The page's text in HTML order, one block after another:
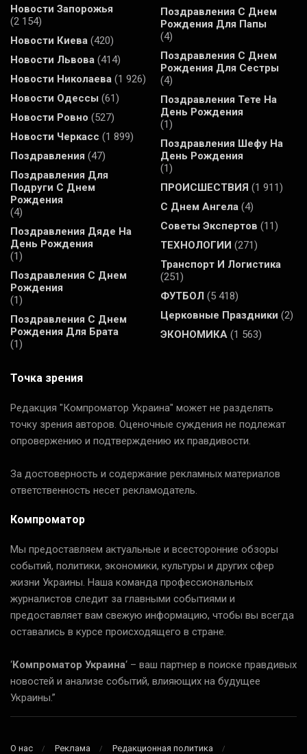
Новости Запорожья
(2 154)
Новости Киева (420)
Новости Львова (414)
Новости Николаева (1 926)
Новости Одессы (61)
Новости Ровно (527)
Новости Черкасс (1 899)
Поздравления (47)
Поздравления Для
Подруги С Днем
Рождения
(4)
Поздравления Дяде На
День Рождения
(1)
Поздравления С Днем
Рождения
(1)
Поздравления С Днем
Рождения Для Брата
(1)
Поздравления С Днем
Рождения Для Папы
(4)
Поздравления С Днем
Рождения Для Сестры
(4)
Поздравления Тете На
День Рождения
(1)
Поздравления Шефу На
День Рождения
(1)
ПРОИСШЕСТВИЯ (1 911)
С Днем Ангела (4)
Советы Экспертов (11)
ТЕХНОЛОГИИ (271)
Транспорт И Логистика
(251)
ФУТБОЛ (5 418)
Церковные Праздники (2)
ЭКОНОМИКА (1 563)
Точка зрения
Редакция "Компроматор Украина" может не разделять
точку зрения авторов. Оценочные суждения не подлежат
опровержению и подтверждению их правдивости.
За достоверность и содержание рекламных материалов
ответственность несет рекламодатель.
Компроматор
Мы предоставляем актуальные и всесторонние обзоры
событий, политики, экономики, культуры и других сфер
жизни Украины. Наша команда профессиональных
журналистов следит за главными событиями и
предоставляет вам свежую информацию, чтобы вы всегда
оставались в курсе происходящего в стране.
‘Компроматор Украина‘ – ваш партнер в поиске правдивых
новостей и анализе событий, влияющих на будущее
Украины.”
О нас Реклама Редакционная политика